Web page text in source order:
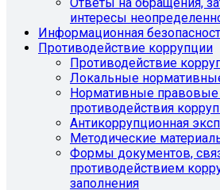
интересы
Информационная
Противодействие коррупции
Противодействие
Локальные
Нормативные
противодействия
Антикоррупционная
Методические
Формы документов,
противодействием
заполнения